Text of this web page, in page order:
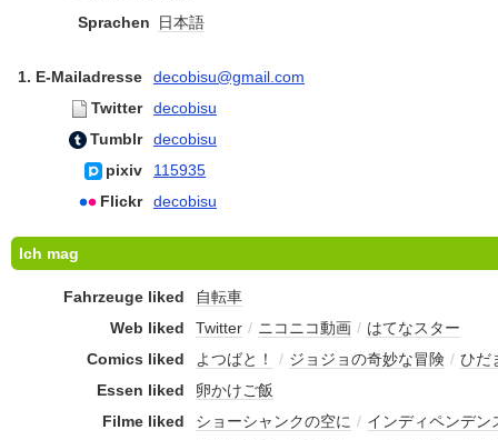
Sprachen
日本語
1. E-Mailadresse
decobisu@gmail.com
Twitter
decobisu
Tumblr
decobisu
pixiv
115935
Flickr
decobisu
Ich mag
Fahrzeuge liked
自転車
Web liked
Twitter / ニコニコ動画 / はてなスター
Comics liked
よつばと！ / ジョジョの奇妙な冒険 / ひだ
Essen liked
卵かけご飯
Filme liked
ショーシャンクの空に / インディペンデン